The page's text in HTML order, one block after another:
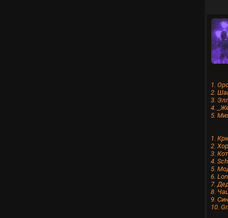
1.
2.
3.
4.
5.
1.
2.
3.
4.
5.
6.
7.
8.
9.
10.